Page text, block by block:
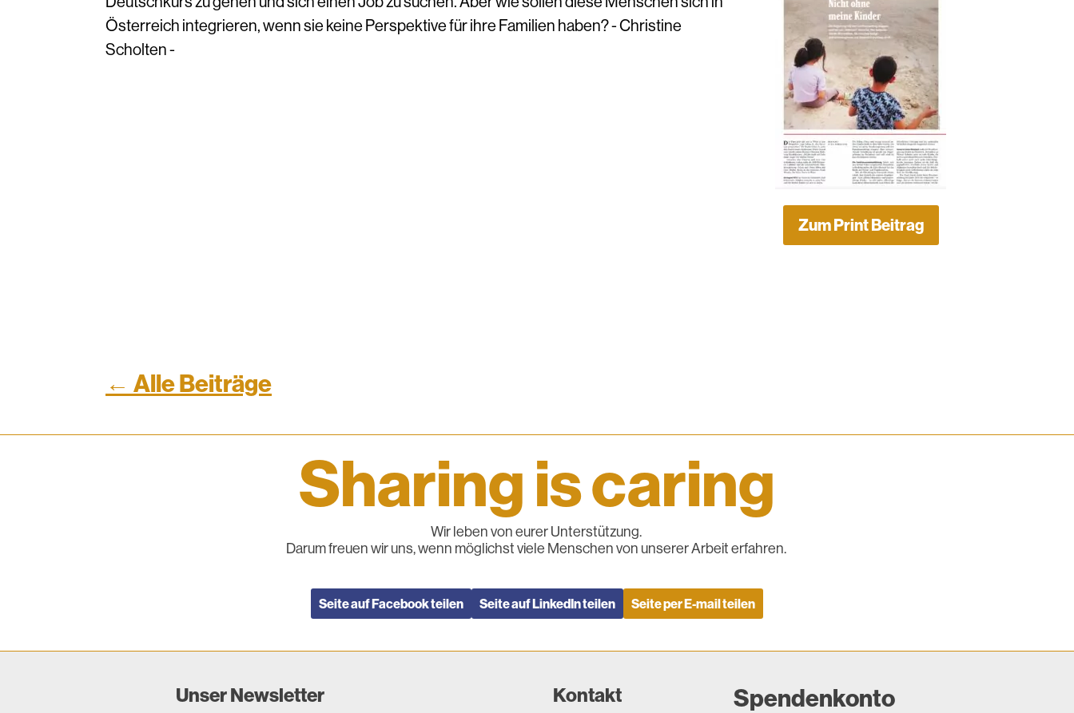
Österreich integrieren, wenn sie keine Perspektive für ihre Familien haben? - Christine
Scholten -
Zum Print Beitrag
← Alle Beiträge
Sharing is caring
Wir leben von eurer Unterstützung.
Darum freuen wir uns, wenn möglichst viele Menschen von unserer Arbeit erfahren.
Seite auf Facebook teilen Seite auf LinkedIn teilen Seite per E-mail teilen
Unser Newsletter Kontakt Spendenkonto